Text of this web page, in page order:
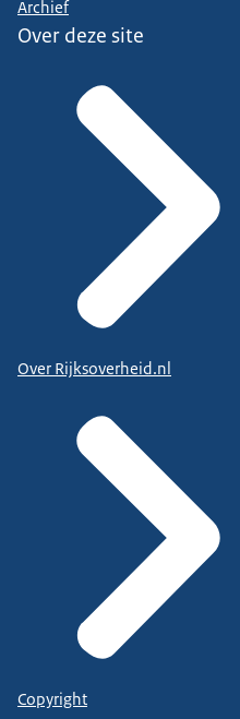
Archief
Over deze site
Over Rijksoverheid.nl
Copyright